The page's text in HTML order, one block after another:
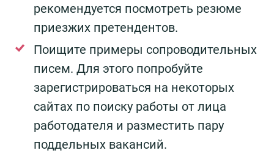
рекомендуется посмотреть резюме
приезжих претендентов.
Поищите примеры сопроводительных
писем. Для этого попробуйте
зарегистрироваться на некоторых
сайтах по поиску работы от лица
работодателя и разместить пару
поддельных вакансий.